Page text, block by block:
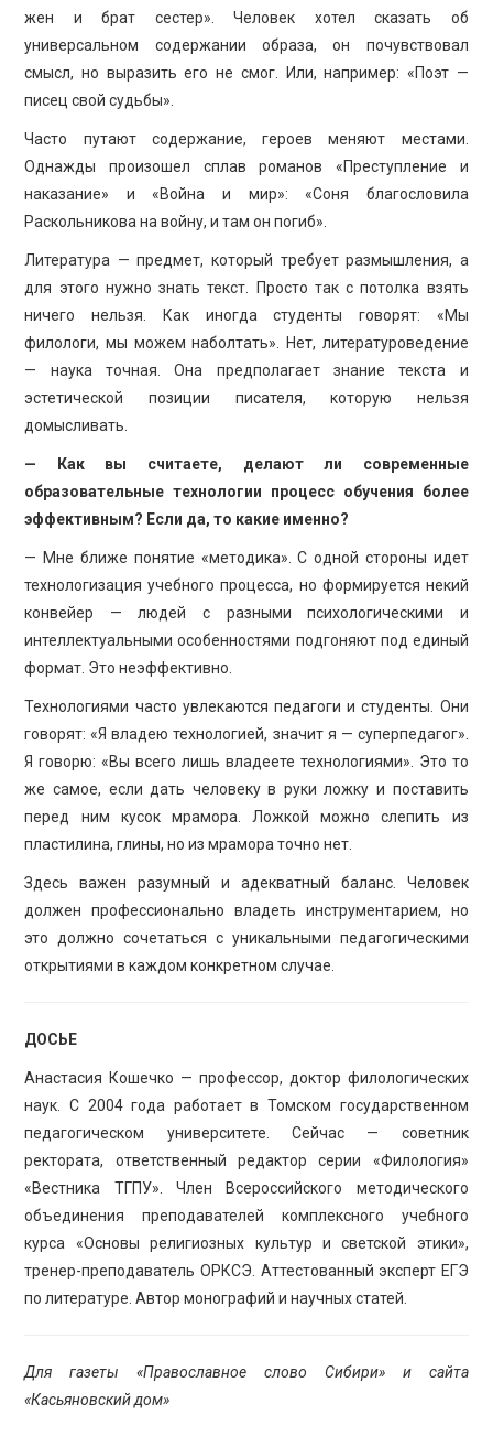
жен и брат сестер». Человек хотел сказать об
универсальном содержании образа, он почувствовал
смысл, но выразить его не смог. Или, например: «Поэт —
писец свой судьбы».
Часто путают содержание, героев меняют местами.
Однажды произошел сплав романов «Преступление и
наказание» и «Война и мир»: «Соня благословила
Раскольникова на войну, и там он погиб».
Литература — предмет, который требует размышления, а
для этого нужно знать текст. Просто так с потолка взять
ничего нельзя. Как иногда студенты говорят: «Мы
филологи, мы можем наболтать». Нет, литературоведение
— наука точная. Она предполагает знание текста и
эстетической позиции писателя, которую нельзя
домысливать.
— Как вы считаете, делают ли современные
образовательные технологии процесс обучения более
эффективным? Если да, то какие именно?
— Мне ближе понятие «методика». С одной стороны идет
технологизация учебного процесса, но формируется некий
конвейер — людей с разными психологическими и
интеллектуальными особенностями подгоняют под единый
формат. Это неэффективно.
Технологиями часто увлекаются педагоги и студенты. Они
говорят: «Я владею технологией, значит я — суперпедагог».
Я говорю: «Вы всего лишь владеете технологиями». Это то
же самое, если дать человеку в руки ложку и поставить
перед ним кусок мрамора. Ложкой можно слепить из
пластилина, глины, но из мрамора точно нет.
Здесь важен разумный и адекватный баланс. Человек
должен профессионально владеть инструментарием, но
это должно сочетаться с уникальными педагогическими
открытиями в каждом конкретном случае.
ДОСЬЕ
Анастасия Кошечко — профессор, доктор филологических
наук. С 2004 года работает в Томском государственном
педагогическом университете. Сейчас — советник
ректората, ответственный редактор серии «Филология»
«Вестника ТГПУ». Член Всероссийского методического
объединения преподавателей комплексного учебного
курса «Основы религиозных культур и светской этики»,
тренер-преподаватель ОРКСЭ. Аттестованный эксперт ЕГЭ
по литературе. Автор монографий и научных статей.
Для газеты «Православное слово Сибири» и сайта
«Касьяновский дом»